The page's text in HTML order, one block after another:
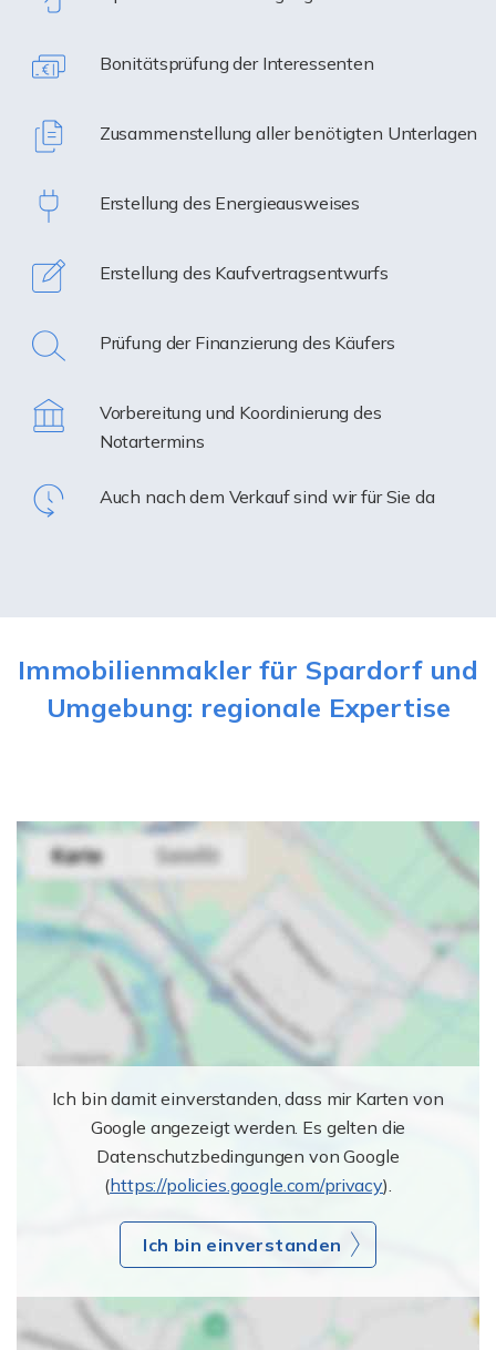
Bonitätsprüfung der Interessenten
Zusammenstellung aller benötigten Unterlagen
Erstellung des Energieausweises
Erstellung des Kaufvertragsentwurfs
Prüfung der Finanzierung des Käufers
Vorbereitung und Koordinierung des
Notartermins
Auch nach dem Verkauf sind wir für Sie da
Immobilienmakler für Spardorf und
Umgebung: regionale Expertise
Ich bin damit einverstanden, dass mir Karten von
Google angezeigt werden. Es gelten die
Datenschutzbedingungen von Google
(https://policies.google.com/privacy).
Ich bin einverstanden